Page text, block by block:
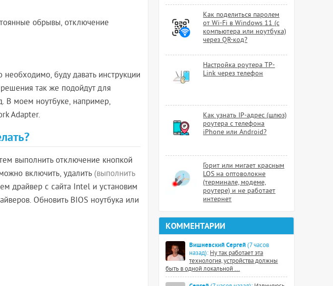
обрывы, отключение
буду давать инструкции
так же подойдут для
В моем ноутбуке, например,
Adapter.
выполнить отключение кнопкой
включить, удалить (выполнить
драйвер с сайта Intel и установим
Обновить BIOS ноутбука или
Как поделиться паролем
от Wi-Fi в Windows 11 (с
компьютера или ноутбука)
через QR-код?
Настройка роутера TP-
Link через телефон
Как узнать IP-адрес (шлюз)
роутера с телефона
iPhone или Android?
Горит или мигает красным
LOS на оптоволокне
(терминале, модеме,
роутере) и не работает
интернет
КОММЕНТАРИИ
Вишневский Сергей (7 часов
назад): Ну так работает эта
технология, устройства должны
быть в одной локальной ...